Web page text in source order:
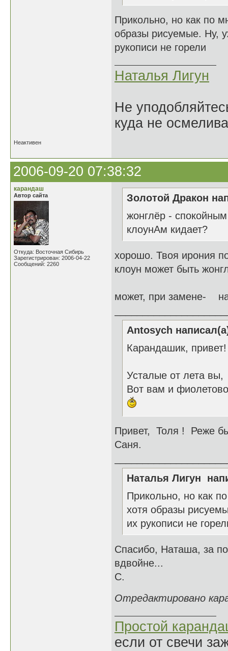
Прикольно, но как по
образы рисуемые. Ну,
рукописи не горели
Наталья Лигун
Не
куда не
Неактивен
2006-09-20 07:38:32
карандаш
Автор сайта
Откуда: Восточная Сибирь
Зарегистрирован: 2006-04-22
Сообщений: 2260
Золотой Дракон
жонглёр -
клоунАм кидает?
хорошо. Твоя ирония
клоун может быть
может, при замене- на
Antosych
Карандашик, привет!
Усталые от лета вы,
Вот вам и
Привет, Толя ! Реже
Саня.
Наталья Лигун
Прикольно, но как
хотя образы
их рукописи не
Спасибо, Наташа, за
вдвойне...
С.
Отредактировано
Простой
если от свечи